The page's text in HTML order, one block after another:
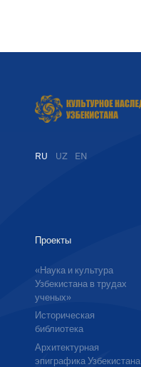
RU UZ EN
Проекты
«Наука и культура
Узбекистана в трудах
ученых»
Историческая
библиотека
Архитектурная
эпиграфика Узбекистана